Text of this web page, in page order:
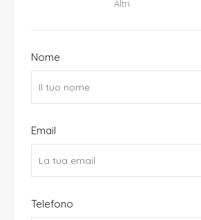
Altri
Nome
Email
Telefono